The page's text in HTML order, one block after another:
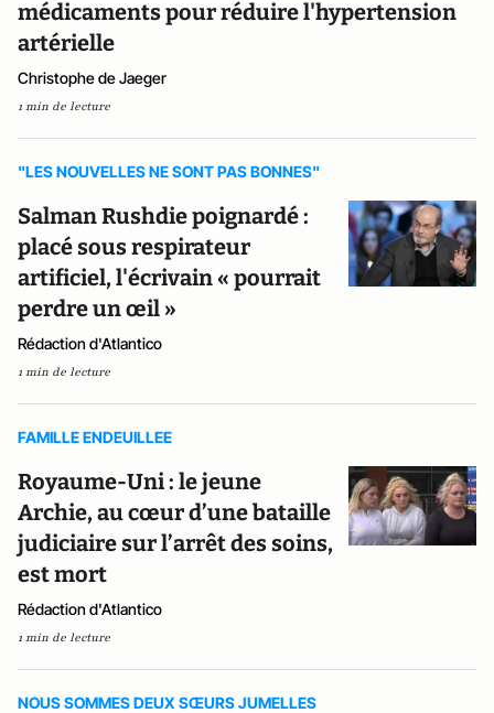
médicaments pour réduire l'hypertension
artérielle
Christophe de Jaeger
1 min de lecture
"LES NOUVELLES NE SONT PAS BONNES"
Salman Rushdie poignardé :
placé sous respirateur
artificiel, l'écrivain « pourrait
perdre un œil »
Rédaction d'Atlantico
1 min de lecture
FAMILLE ENDEUILLEE
Royaume-Uni : le jeune
Archie, au cœur d’une bataille
judiciaire sur l’arrêt des soins,
est mort
Rédaction d'Atlantico
1 min de lecture
NOUS SOMMES DEUX SŒURS JUMELLES